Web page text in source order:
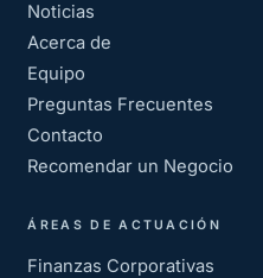
Noticias
Acerca de
Equipo
Preguntas Frecuentes
Contacto
Recomendar un Negocio
ÁREAS DE ACTUACIÓN
Finanzas Corporativas